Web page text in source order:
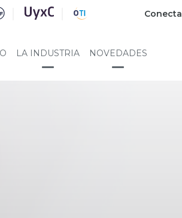
Conecta
LA INDUSTRIA NOVEDADES